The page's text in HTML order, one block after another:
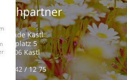
Kastl
5
95506 Kastl
09642 / 12 75